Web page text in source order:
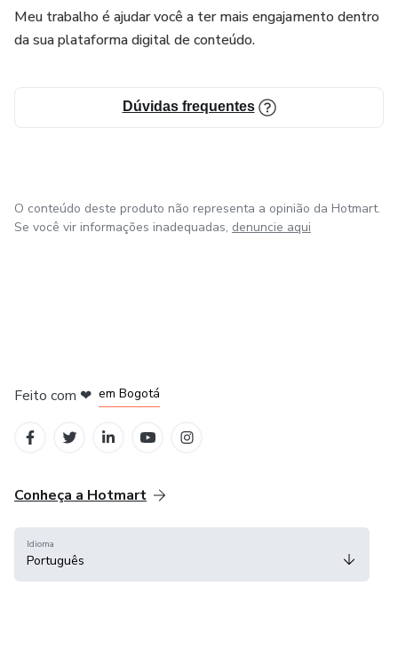
Meu trabalho é ajudar você a ter mais engajamento dentro
da sua plataforma digital de conteúdo.
Dúvidas frequentes
O conteúdo deste produto não representa a opinião da Hotmart.
Se você vir informações inadequadas, denuncie aqui
Feito com ❤ em Bogotá
Conheça a Hotmart
Idioma
Português